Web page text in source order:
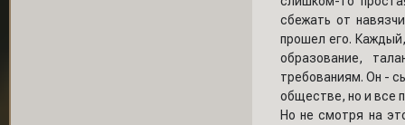
сбежать от
прошел его.
образование,
требованиям. Он -
обществе, но и все
Но не смотря на